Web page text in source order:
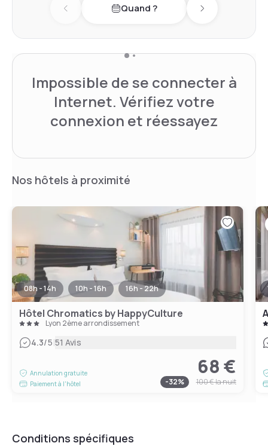
Previous dayQuand ? Next day
Impossible de se connecter à
Internet. Vérifiez votre
connexion et réessayez
Nos hôtels à proximité
08h - 14h 10h - 16h 16h - 22h
Hôtel Chromatics by HappyCulture
Lyon 2ème arrondissement
4.3/5|51 Avis
Annulation gratuite
Paiement à l'hôtel
68 €
-32% 100 €la nuit
Conditions spécifiques